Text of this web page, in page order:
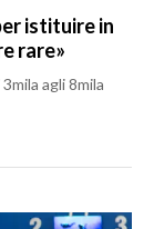
istituire in
rare»
agli 8mila